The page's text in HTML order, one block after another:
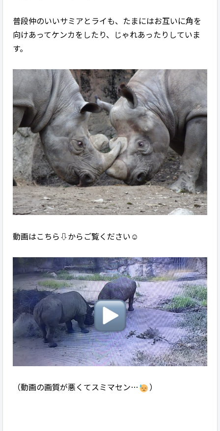
普段仲のいいサミアとライも、たまにはお互いに角を
向けあってケンカをしたり、じゃれあったりしていま
す。
動画はこちら⇩からご覧ください☺
（動画の画質が悪くてスミマセン… ）